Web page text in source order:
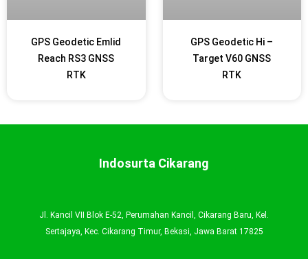
GPS Geodetic Emlid
Reach RS3 GNSS
RTK
GPS Geodetic Hi –
Target V60 GNSS
RTK
Indosurta Cikarang
Jl. Kancil VII Blok E-52, Perumahan Kancil, Cikarang Baru, Kel.
Sertajaya, Kec. Cikarang Timur, Bekasi, Jawa Barat 17825